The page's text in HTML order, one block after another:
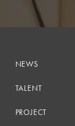
NEWS
TALENT
PROJECT